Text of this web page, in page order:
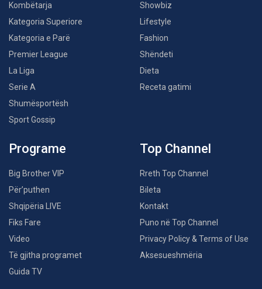
Kombëtarja
Kategoria Superiore
Kategoria e Parë
Premier League
La Liga
Serie A
Shumësportësh
Sport Gossip
Showbiz
Lifestyle
Fashion
Shëndeti
Dieta
Receta gatimi
Programe
Big Brother VIP
Për’puthen
Shqipëria LIVE
Fiks Fare
Video
Të gjitha programet
Guida TV
Top Channel
Rreth Top Channel
Bileta
Kontakt
Puno në Top Channel
Privacy Policy & Terms of Use
Aksesueshmëria